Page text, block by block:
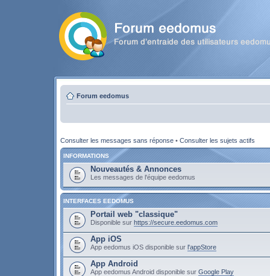
Forum eedomus
Consulter les messages sans réponse • Consulter les sujets actifs
INFORMATIONS
Nouveautés & Annonces
Les messages de l'équipe eedomus
INTERFACES EEDOMUS
Portail web "classique"
Disponible sur https://secure.eedomus.com
App iOS
App eedomus iOS disponible sur l'appStore
App Android
App eedomus Android disponible sur Google Play